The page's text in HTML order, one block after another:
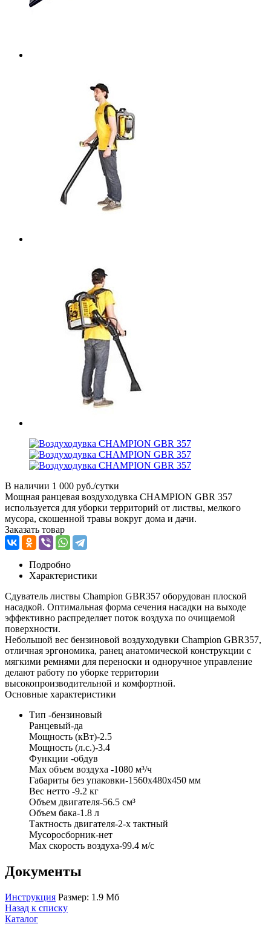
В наличии 1 000 руб./сутки
Мощная ранцевая воздуходувка CHAMPION GBR 357
используется для уборки территорий от листвы, мелкого
мусора, скошенной травы вокруг дома и дачи.
Заказать товар
Подробно
Характеристики
Сдуватель листвы Champion GBR357 оборудован плоской
насадкой. Оптимальная форма сечения насадки на выходе
эффективно распределяет поток воздуха по очищаемой
поверхности.
Небольшой вес бензиновой воздуходувки Champion GBR357,
отличная эргономика, ранец анатомической конструкции с
мягкими ремнями для переноски и одноручное управление
делают работу по уборке территории
высокопроизводительной и комфортной.
Основные характеристики
Тип -бензиновый
Ранцевый-да
Мощность (кВт)-2.5
Мощность (л.с.)-3.4
Функции -обдув
Max объем воздуха -1080 м³/ч
Габариты без упаковки-1560х480х450 мм
Вес нетто -9.2 кг
Объем двигателя-56.5 см³
Объем бака-1.8 л
Тактность двигателя-2-х тактный
Мусоросборник-нет
Max скорость воздуха-99.4 м/с
Документы
Инструкция Размер: 1.9 Мб
Назад к списку
Каталог